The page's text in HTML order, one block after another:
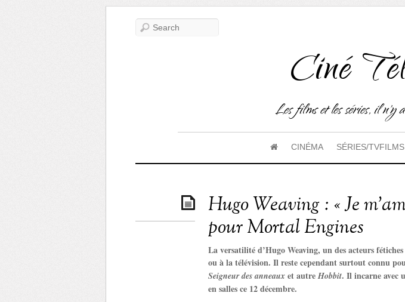
Ciné
Les films et les séries, il n'y
CINÉMA SÉRIES/TVFILMS
Hugo Weaving : « Je
pour Mortal Engines
La versatilité d’Hugo Weaving, un des acteurs
ou à la télévision. Il reste cependant surtout connu
Seigneur des anneaux et autre Hobbit. Il incarne avec
en salles ce 12 décembre.